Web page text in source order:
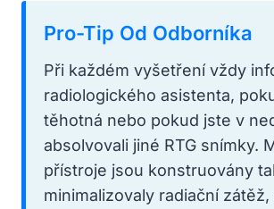
Pro-Tip Od Odborníka
Při každém vyšetření vždy
radiologického asistenta,
těhotná nebo pokud jste v
absolvovali jiné RTG snímky.
přístroje jsou konstruovány
minimalizovaly radiační